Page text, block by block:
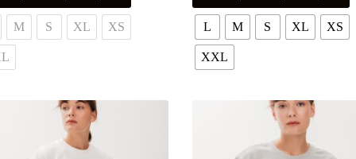
M S XL XS
имеет
несколько
вариаций.
Опции
можно
L M S XL XS
XXL